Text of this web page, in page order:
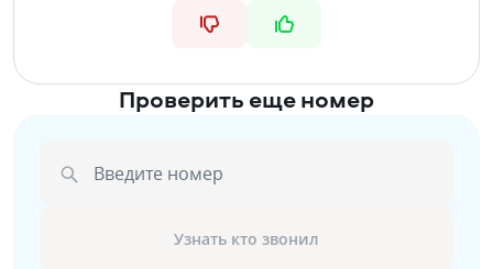
Проверить еще номер
Введите номер
Узнать кто звонил